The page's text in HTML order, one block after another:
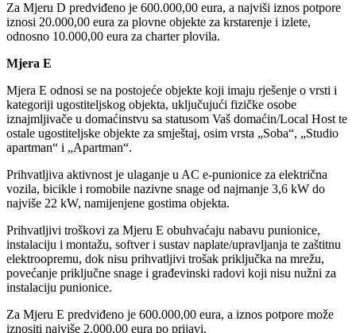
Za Mjeru D predviđeno je 600.000,00 eura, a najviši iznos potpore
iznosi 20.000,00 eura za plovne objekte za krstarenje i izlete,
odnosno 10.000,00 eura za charter plovila.
Mjera E
Mjera E odnosi se na postojeće objekte koji imaju rješenje o vrsti i
kategoriji ugostiteljskog objekta, uključujući fizičke osobe
iznajmljivače u domaćinstvu sa statusom Vaš domaćin/Local Host te
ostale ugostiteljske objekte za smještaj, osim vrsta „Soba“, „Studio
apartman“ i „Apartman“.
Prihvatljiva aktivnost je ulaganje u AC e-punionice za električna
vozila, bicikle i romobile nazivne snage od najmanje 3,6 kW do
najviše 22 kW, namijenjene gostima objekta.
Prihvatljivi troškovi za Mjeru E obuhvaćaju nabavu punionice,
instalaciju i montažu, softver i sustav naplate/upravljanja te zaštitnu
elektroopremu, dok nisu prihvatljivi trošak priključka na mrežu,
povećanje priključne snage i građevinski radovi koji nisu nužni za
instalaciju punionice.
Za Mjeru E predviđeno je 600.000,00 eura, a iznos potpore može
iznositi najviše 2.000,00 eura po prijavi.